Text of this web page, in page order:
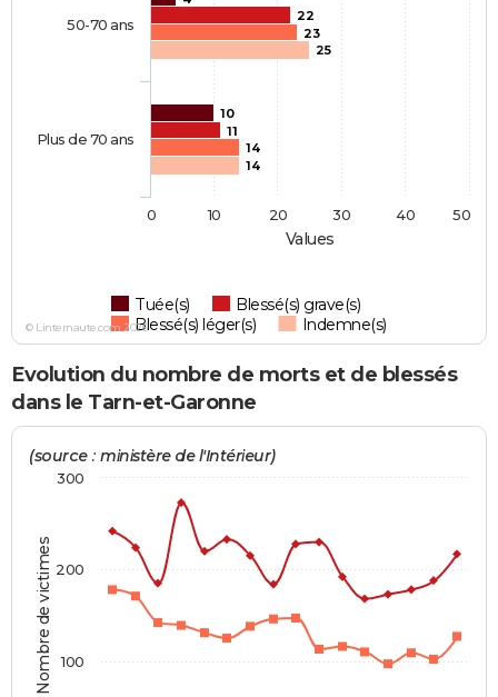
Values
10
22
11
23
14
25
14
Tuée(s)
Blessé(s) grave(s)
Blessé(s) léger(s)
Indemne(s)
50-70 ans
Plus de 70 ans
0 10 20 30 40 50
© Linternaute.com 2026
Evolution du nombre de morts et de blessés
dans le Tarn-et-Garonne
Nombre de victimes
(source : ministère de l'Intérieur)
100
200
300